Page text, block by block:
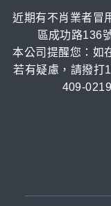
近期有不肖業者冒
區成功路136
本公司提醒您：如
若有疑慮，請撥打
409-